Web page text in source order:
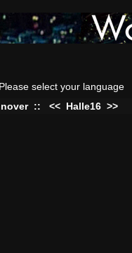
Please select your language
:: << Halle16 >>